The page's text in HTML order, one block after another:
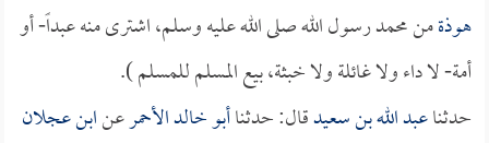
هوذةمن محمد رسول الله صلى الله عليه وسلم، اشترى منه عبداً- أو
أمة- لا داء ولا غائلة ولا خبثة، بيع المسلم للمسلم ).
حدثناعبد الله بن سعيدقال: حدثناأبو خالد الأحمرعنابن عجلان